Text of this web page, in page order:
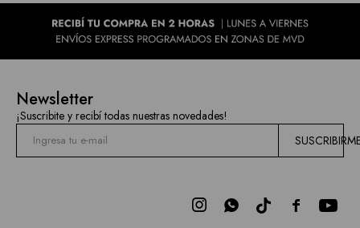
Newsletter
¡Suscribite y recibí todas nuestras novedades!

 